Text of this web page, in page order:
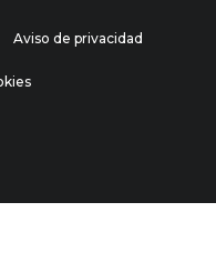
Aviso de privacidad